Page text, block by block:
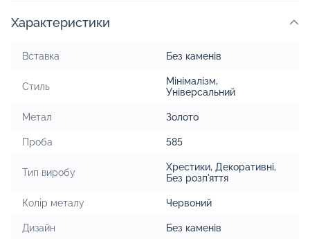
Характеристики
Вставка Без каменів
Стиль Мінімалізм,
Універсальний
Метал Золото
Проба 585
Тип виробу Хрестики, Декоративні,
Без розп'яття
Колір металу Червоний
Дизайн Без каменів